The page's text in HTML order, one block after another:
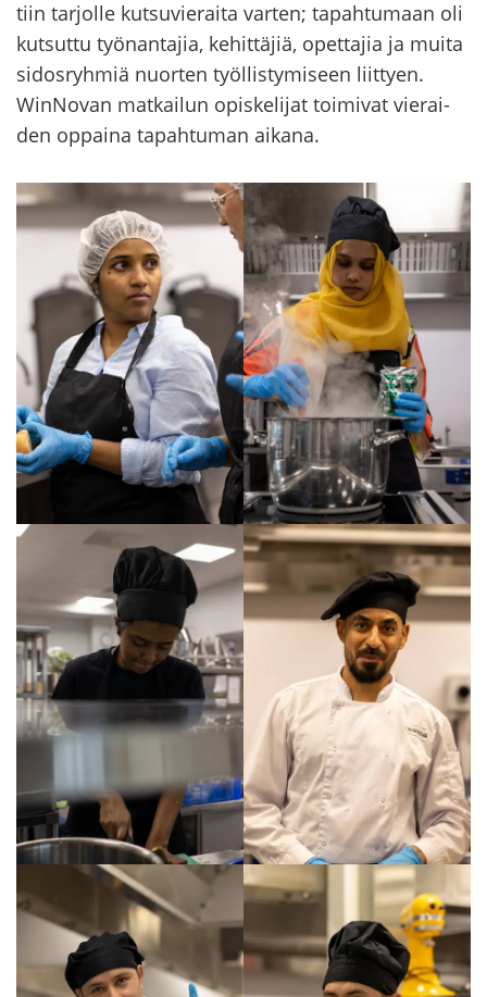
tiin tar­jol­le kut­su­vie­rai­ta var­ten; ta­pah­tu­maan oli
kut­sut­tu työ­nan­ta­jia, ke­hit­tä­jiä, opet­ta­jia ja muita
si­dos­ryh­miä nuor­ten työl­lis­ty­mi­seen liit­tyen.
WinNovan mat­kai­lun opis­ke­li­jat toi­mi­vat vie­rai­
den op­pai­na ta­pah­tu­man ai­ka­na.